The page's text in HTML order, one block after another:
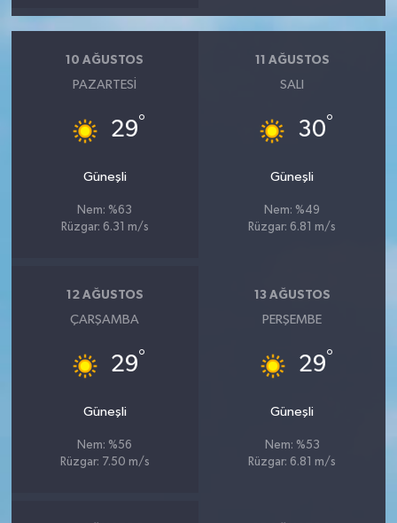
10 AĞUSTOS
PAZARTESI
29°
Güneşli
Nem: %63
Rüzgar: 6.31 m/s
11 AĞUSTOS
SALI
30°
Güneşli
Nem: %49
Rüzgar: 6.81 m/s
12 AĞUSTOS
ÇARŞAMBA
29°
Güneşli
Nem: %56
Rüzgar: 7.50 m/s
13 AĞUSTOS
PERŞEMBE
29°
Güneşli
Nem: %53
Rüzgar: 6.81 m/s